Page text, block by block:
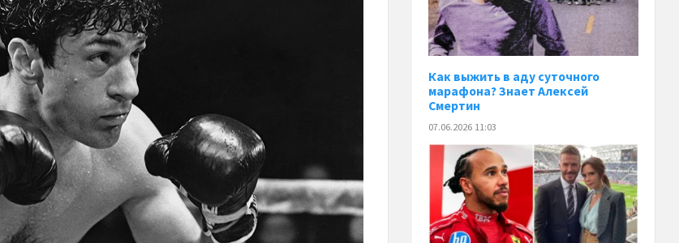
Как выжить в аду суточного
марафона? Знает Алексей
Смертин
07.06.2026 11:03